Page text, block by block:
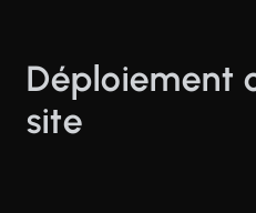
Déploiement
site